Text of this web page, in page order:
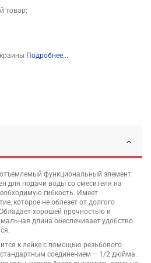
товар;
Подробнее...
функциональный элемент
для подачи воды со смесителя на
гибкость. Имеет
которое не облезет от долгого
хорошей прочностью и
длина обеспечивает удобство
к лейке с помощью резьбового
стандартным соединением – 1/2 дюйма.